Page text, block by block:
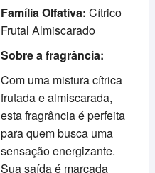
Família Olfativa: Cítrico
Frutal Almiscarado
Sobre a fragrância:
Com uma mistura cítrica
frutada e almiscarada,
esta fragrância é perfeita
para quem busca uma
sensação energizante.
Sua saída é marcada
Seivas
da
Natureza
-
Alecrim
Fresh
quantidade